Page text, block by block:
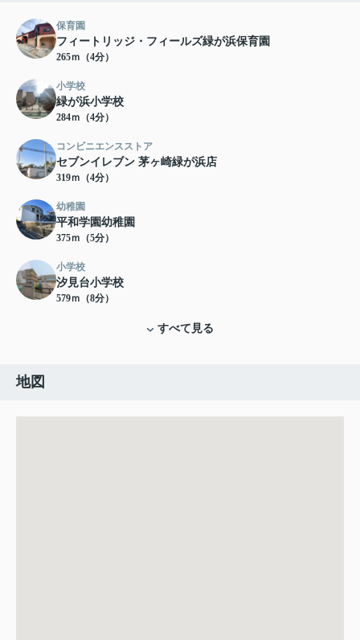
保育園
フィートリッジ・フィールズ緑が浜保育園
265ｍ（4分）
小学校
緑が浜小学校
284ｍ（4分）
コンビニエンスストア
セブンイレブン 茅ヶ崎緑が浜店
319ｍ（4分）
幼稚園
平和学園幼稚園
375ｍ（5分）
小学校
汐見台小学校
579ｍ（8分）
すべて見る
地図